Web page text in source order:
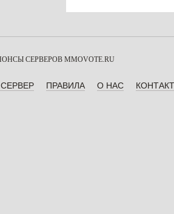
СЕРВЕРОВ MMOVOTE.RU
ПРАВИЛА О НАС